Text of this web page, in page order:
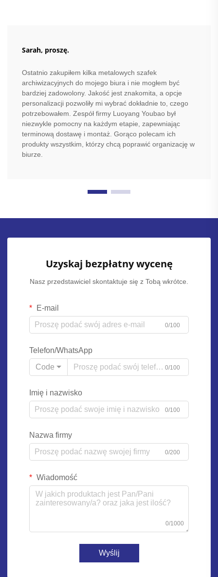
Sarah, proszę.
Ostatnio zakupiłem kilka metalowych szafek
archiwizacyjnych do mojego biura i nie mogłem być
bardziej zadowolony. Jakość jest znakomita, a opcje
personalizacji pozwoliły mi wybrać dokładnie to, czego
potrzebowałem. Zespół firmy Luoyang Youbao był
niezwykle pomocny na każdym etapie, zapewniając
terminową dostawę i montaż. Gorąco polecam ich
produkty wszystkim, którzy chcą poprawić organizację w
biurze.
Uzyskaj bezpłatny wycenę
Nasz przedstawiciel skontaktuje się z Tobą wkrótce.
E-mail
0/100
Telefon/WhatsApp
Code
0/100
Imię i nazwisko
0/100
Nazwa firmy
0/200
Wiadomość
0/1000
Wyślij